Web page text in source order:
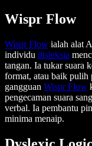
Wispr Flow
Wispr Flow ialah alat
individu disleksia
tangan. Ia tukar suara
format, atau baik pulih
gangguan Wispr Flow
pengecaman suara
verbal. Ia pembantu
minima menaip.